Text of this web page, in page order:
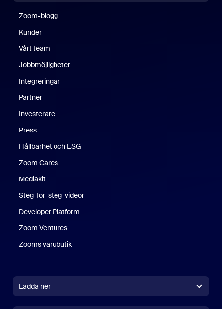
Zoom-blogg
Kunder
Vårt team
Jobbmöjligheter
Integreringar
Partner
Investerare
Press
Hållbarhet och ESG
Zoom Cares
Mediakit
Steg-för-steg-videor
Developer Platform
Zoom Ventures
Zooms varubutik
Ladda ner